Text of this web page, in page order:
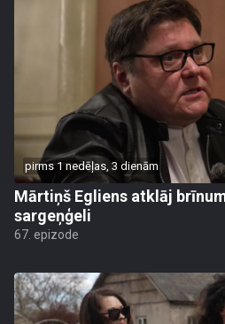
pirms 1 nedēļas, 3 dienām
Mārtiņš Egliens atklāj
sargeņģeli
67. epizode